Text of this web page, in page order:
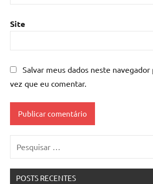
Site
Salvar meus dados neste navegador
vez que eu comentar.
POSTS RECENTES